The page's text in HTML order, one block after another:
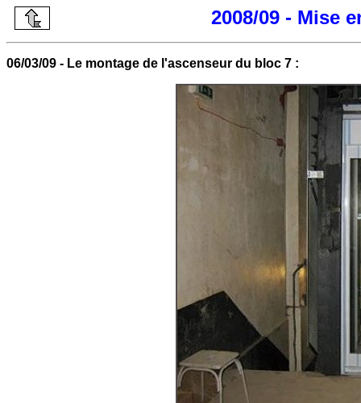
2008/09 - Mise
06/03/09 - Le montage de l'ascenseur du bloc 7 :